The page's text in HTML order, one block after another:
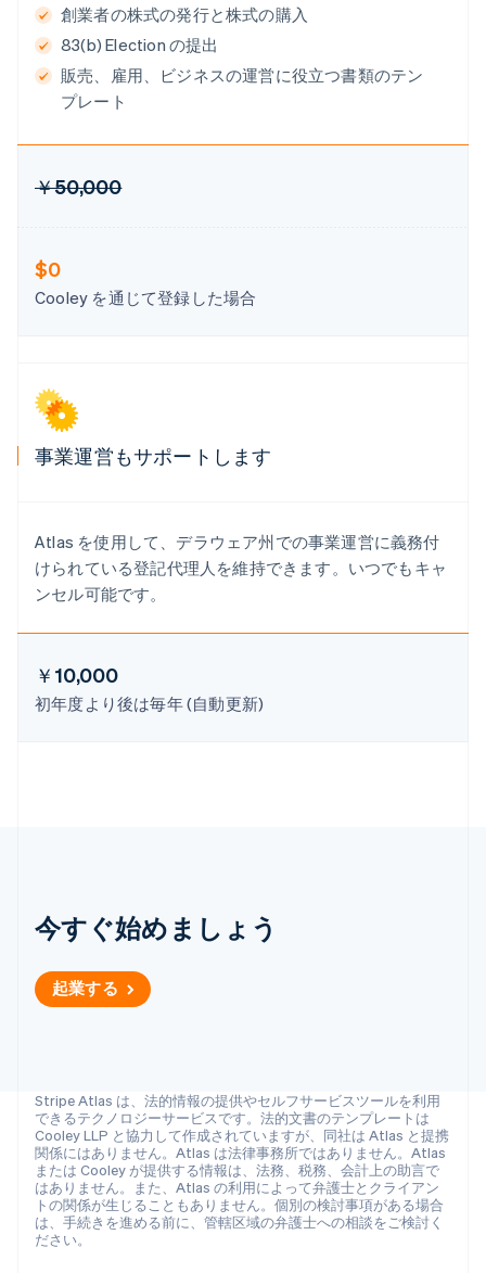
創業者の株式の発行と株式の購入
83(b) Election の提出
販売、雇用、ビジネスの運営に役立つ書類のテン
プレート
￥50,000
$0
Cooley を通じて登録した場合
事業運営もサポートします
Atlas を使用して、デラウェア州での事業運営に義務付
けられている登記代理人を維持できます。いつでもキャ
ンセル可能です。
￥10,000
初年度より後は毎年 (自動更新)
今すぐ始めましょう
起業する
Stripe Atlas は、法的情報の提供やセルフサービスツールを利用
できるテクノロジーサービスです。法的文書のテンプレートは
Cooley LLP と協力して作成されていますが、同社は Atlas と提携
関係にはありません。Atlas は法律事務所ではありません。Atlas
または Cooley が提供する情報は、法務、税務、会計上の助言で
はありません。また、Atlas の利用によって弁護士とクライアン
トの関係が生じることもありません。個別の検討事項がある場合
は、手続きを進める前に、管轄区域の弁護士への相談をご検討く
ださい。
English Italiano
ジブラルタル
English
シンガポール
English
スイス
SvenskaEnglish
スペイン
スロベニア
EnglishItaliano
デンマーク
ドイツ
English
ノルウェー
English
ハンガリー
ブラジル
PortuguêsEnglish
PortuguêsEnglish
マルタ
English
マレーシア
English
リトアニア
English
リヒテンシュタイン
DeutschEnglish
ルーマニア
English